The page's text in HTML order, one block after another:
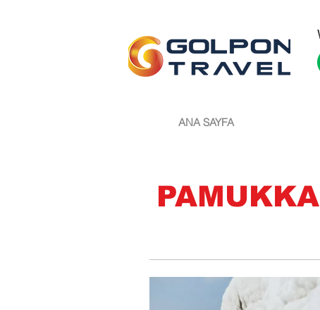
ANA SAYFA